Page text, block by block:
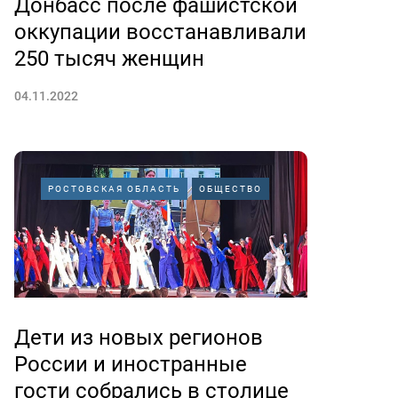
Донбасс после фашистской
оккупации восстанавливали
250 тысяч женщин
04.11.2022
РОСТОВСКАЯ ОБЛАСТЬ ОБЩЕСТВО
Дети из новых регионов
России и иностранные
гости собрались в столице